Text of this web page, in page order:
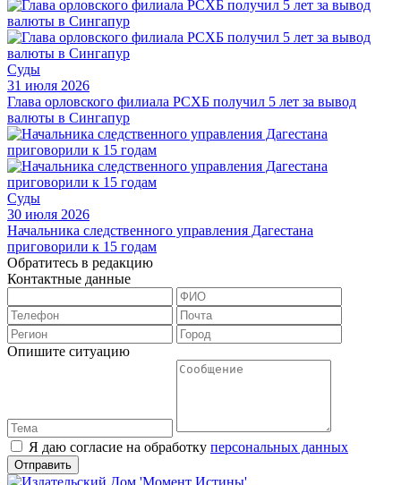
Суды
31 июля 2026
Глава орловского филиала РСХБ получил 5 лет за вывод
валюты в Сингапур
Суды
30 июля 2026
Начальника следственного управления Дагестана
приговорили к 15 годам
Обратитесь в редакцию
Контактные данные
Опишите ситуацию
Я даю согласие на обработку персональных данных